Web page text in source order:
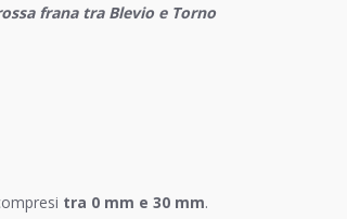
frana tra Blevio e Torno
tra 0 mm e 30 mm.